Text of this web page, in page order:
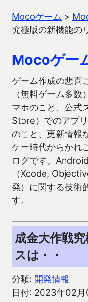
Mocoゲーム >
究極版の新機能の
Mocoゲー
ゲーム作成の悲喜
（無料ゲーム多
マホのこと、公式
Store）でのアプ
のこと、更新情報
ケー時代からかれ
ログです。
（Xcode,
発）に関する技術
す。
成金大作戦
スは・・
分類: 開発情報
日付: 2023年02月